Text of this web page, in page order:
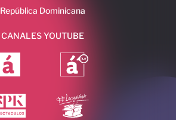
República Dominicana
CANALES YOUTUBE